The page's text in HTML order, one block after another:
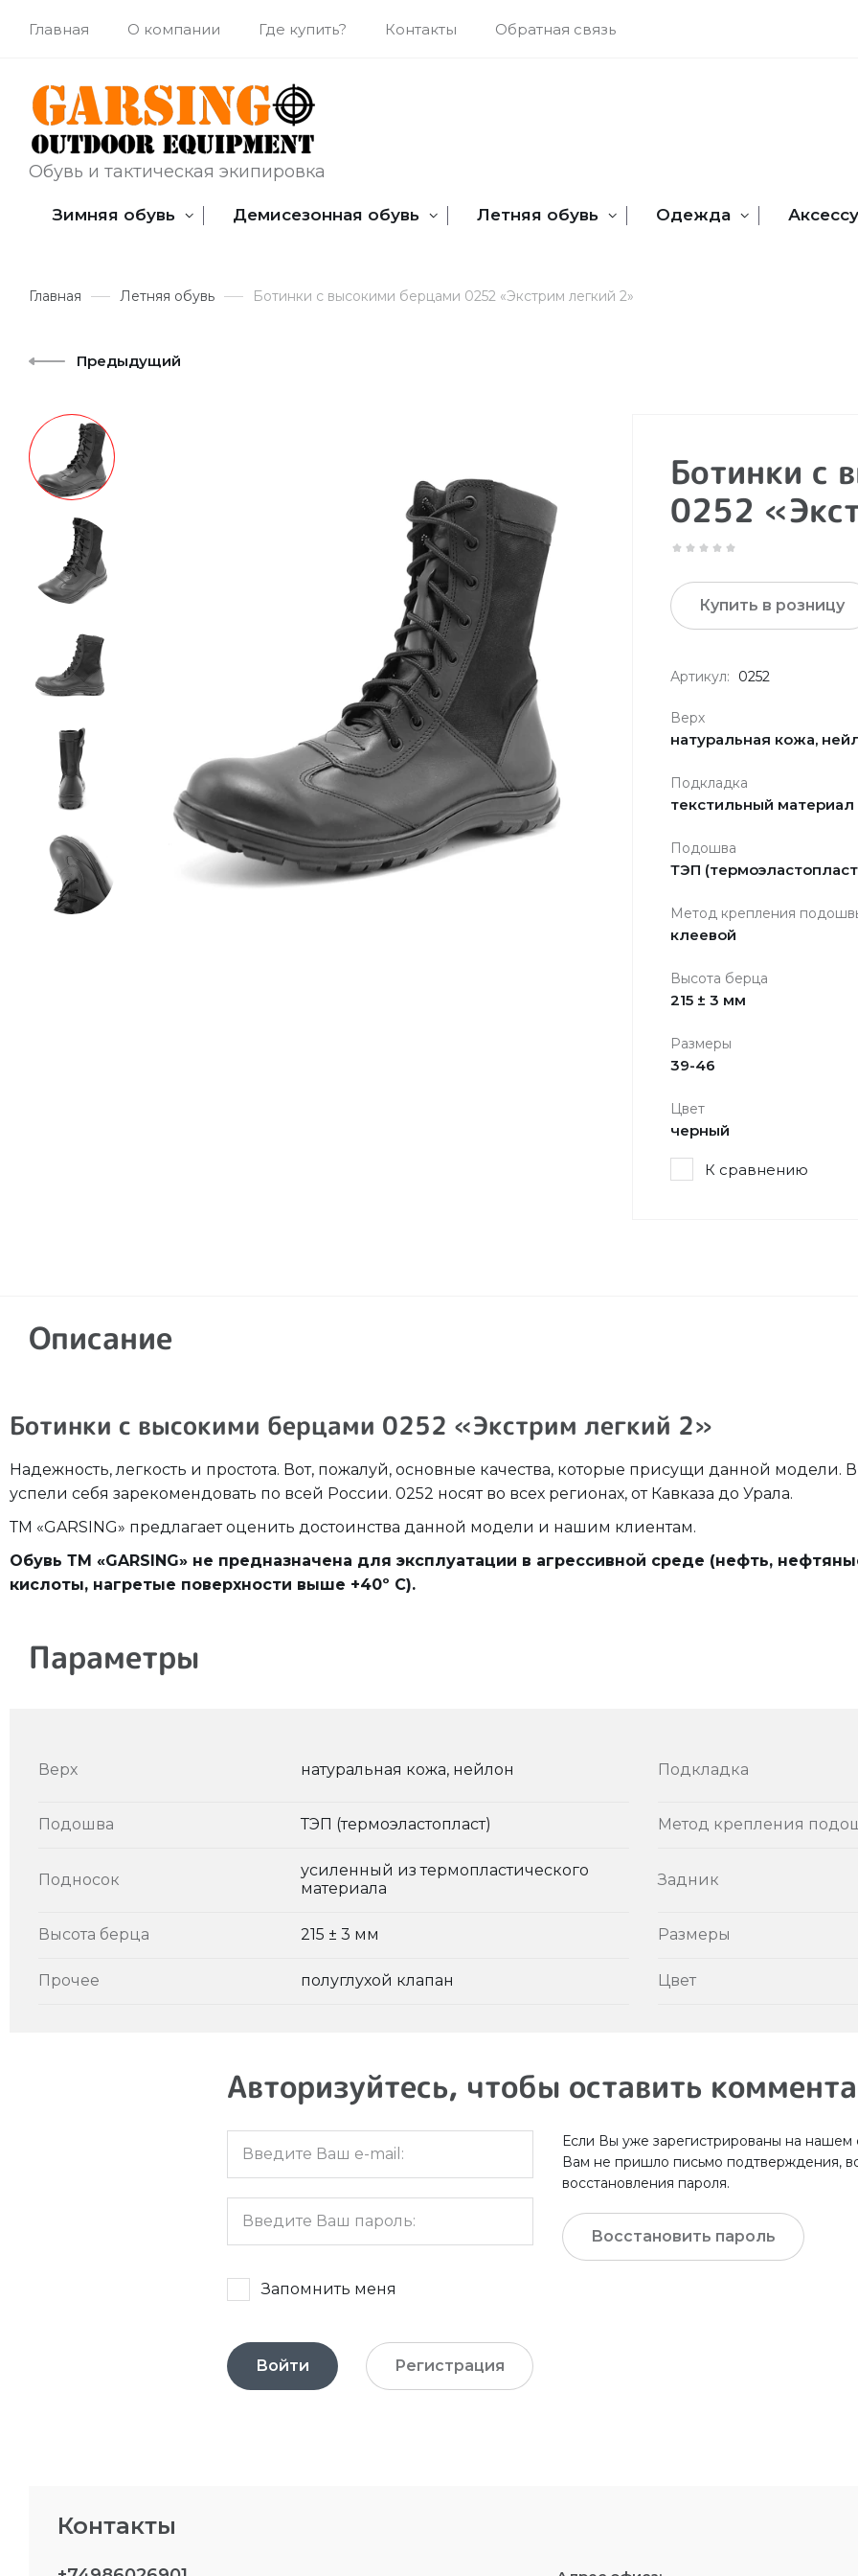
Главная О компании Где купить? Контакты Обратная связь
Обувь и тактическая экипировка
Зимняя обувь Демисезонная обувь Летняя обувь Одежда
Главная Летняя обувь Ботинки с высокими берцами 0252 «Экстрим легкий 2»
Предыдущий
Ботинки с
0252
Купить в розницу
Артикул: 0252
Верх
натуральная кожа,
Подкладка
текстильный материал
Подошва
ТЭП
Метод крепления
клеевой
Высота берца
215 ± 3 мм
Размеры
39-46
Цвет
черный
К сравнению
Описание
Ботинки с высокими берцами 0252 «Экстрим легкий 2»
Надежность, легкость и простота. Вот, пожалуй, основные качества, которые присущи данной
успели себя зарекомендовать по всей России. 0252 носят во всех регионах, от Кавказа до Урала.
ТМ «GARSING» предлагает оценить достоинства данной модели и нашим клиентам.
Обувь ТМ «GARSING» не предназначена для эксплуатации в агрессивной среде (нефть,
кислоты, нагретые поверхности выше +40º С).
Параметры
Верх натуральная кожа, нейлон Подкладка
Подошва ТЭП (термоэластопласт) Метод крепления
Подносок
усиленный из термопластического
материала
Задник
Высота берца 215 ± 3 мм Размеры
Прочее полуглухой клапан Цвет
Авторизуйтесь, чтобы оставить
Запомнить меня
Войти Регистрация
Если Вы уже зарегистрированы на нашем
Вам не пришло письмо подтверждения,
восстановления пароля.
Восстановить пароль
Контакты